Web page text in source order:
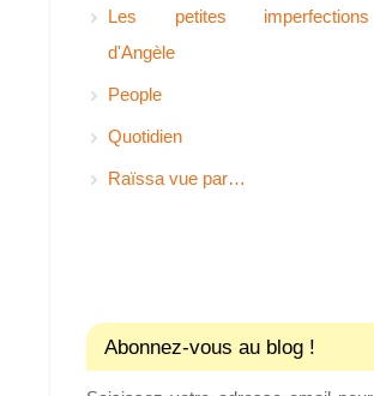
Les petites imperfections
d'Angèle
People
Quotidien
Raïssa vue par…
Abonnez-vous au blog !